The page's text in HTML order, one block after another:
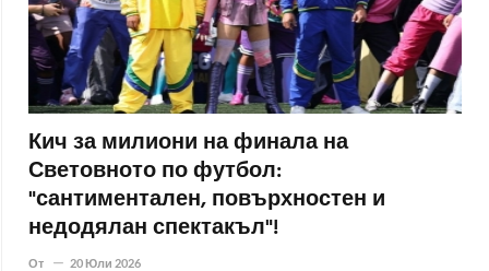
Кич за милиони на финала на
Световното по футбол:
"сантиментален, повърхностен и
недодялан спектакъл"!
От 20 Юли 2026